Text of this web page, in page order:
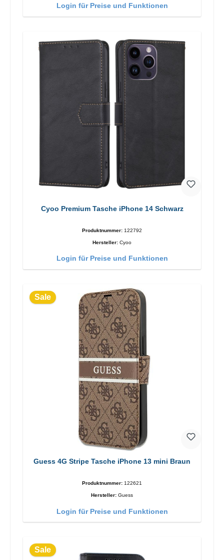
Login für Preise und Funktionen
Cyoo Premium Tasche iPhone 14 Schwarz
Produktnummer: 122792
Hersteller: Cyoo
Login für Preise und Funktionen
Sale
Guess 4G Stripe Tasche iPhone 13 mini Braun
Produktnummer: 122621
Hersteller: Guess
Login für Preise und Funktionen
Sale